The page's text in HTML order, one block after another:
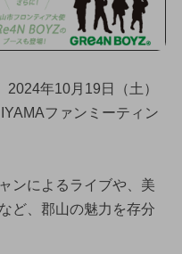
年10月19日（土）
ファンミーティン
ンによるライブや、美
ど、郡山の魅力を存分